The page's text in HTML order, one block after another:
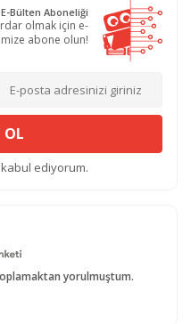
E-Bülten Aboneliği
olmak için e-
abone olun!
OL
ediyorum.
yorulmuştum.